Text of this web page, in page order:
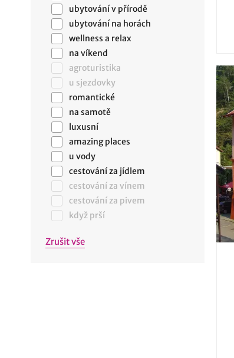
ubytování v přírodě
ubytování na horách
wellness a relax
na víkend
agroturistika
u sjezdovky
romantické
na samotě
luxusní
amazing places
u vody
cestování za jídlem
cestování za vínem
cestování za pivem
když prší
Zrušit vše